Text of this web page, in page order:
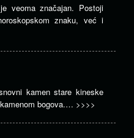
veoma značajan. Postoji
znaku, već i
kamen stare kineske
bogova.… >>>>